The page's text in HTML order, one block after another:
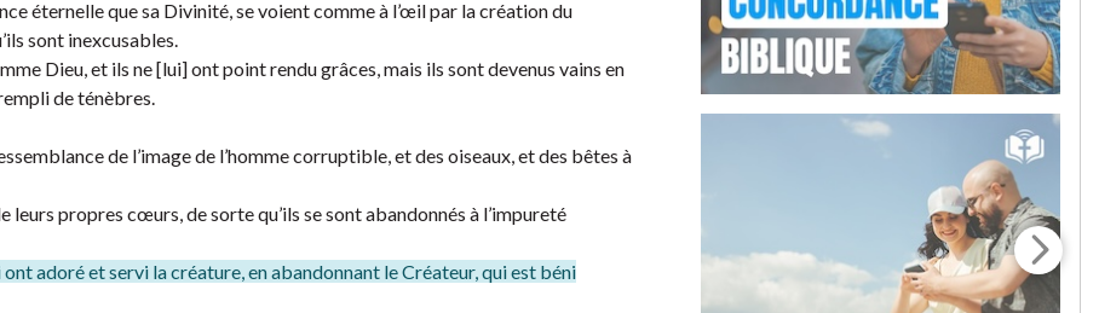
éternelle que sa Divinité, se voient comme à l’œil par la création du
sont inexcusables.
Dieu, et ils ne [lui] ont point rendu grâces, mais ils sont devenus vains en
de ténèbres.
de l’image de l’homme corruptible, et des oiseaux, et des bêtes à
leurs propres cœurs, de sorte qu’ils se sont abandonnés à l’impureté
adoré et servi la créature, en abandonnant le Créateur, qui est béni